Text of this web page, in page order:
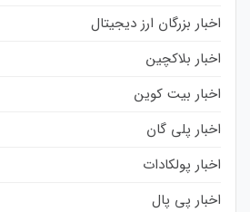
اخبار بزرگان ارز دیجیتال
اخبار بلاکچین
اخبار بیت کوین
اخبار پلی گان
اخبار پولکادات
اخبار پی پال